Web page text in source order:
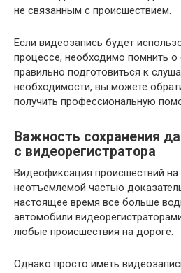
не связанным с происшествием.
Если видеозапись будет
процессе, необходимо помнить о
правильно подготовиться к
необходимости, вы можете
получить профессиональную
Важность сохранения
с видеорегистратора
Видеофиксация происшествий на
неотъемлемой частью
настоящее время все больше
автомобили
любые происшествия на дороге.
Однако просто иметь